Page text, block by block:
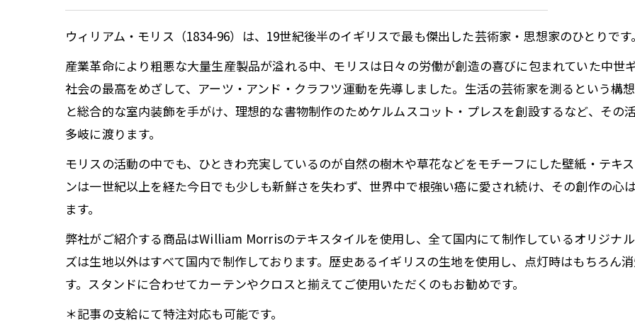
ウィリアム・モリス（1834-96）は、19世紀後半のイギリスで最も傑出した芸術家・思想家のひとりです
産業革命により粗悪な大量生産製品が溢れる中、モリスは日々の労働が創造の喜びに包まれていた中世
社会の最高をめざして、アーツ・アンド・クラフツ運動を先導しました。生活の芸術家を測るという構
と総合的な室内装飾を手がけ、理想的な書物制作のためケルムスコット・プレスを創設するなど、その
多岐に渡ります。
モリスの活動の中でも、ひときわ充実しているのが自然の樹木や草花などをモチーフにした壁紙・テキ
ンは一世紀以上を経た今日でも少しも新鮮さを失わず、世界中で根強い癌に愛され続け、その創作の心
ます。
弊社がご紹介する商品はWilliam Morrisのテキスタイルを使用し、全て国内にて制作しているオリジナ
ズは生地以外はすべて国内で制作しております。歴史あるイギリスの生地を使用し、点灯時はもちろん
す。スタンドに合わせてカーテンやクロスと揃えてご使用いただくのもお勧めです。
＊記事の支給にて特注対応も可能です。